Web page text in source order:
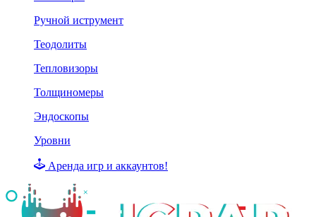
Ручной иструмент
Теодолиты
Тепловизоры
Толщиномеры
Эндоскопы
Уровни
Аренда игр и аккаунтов!